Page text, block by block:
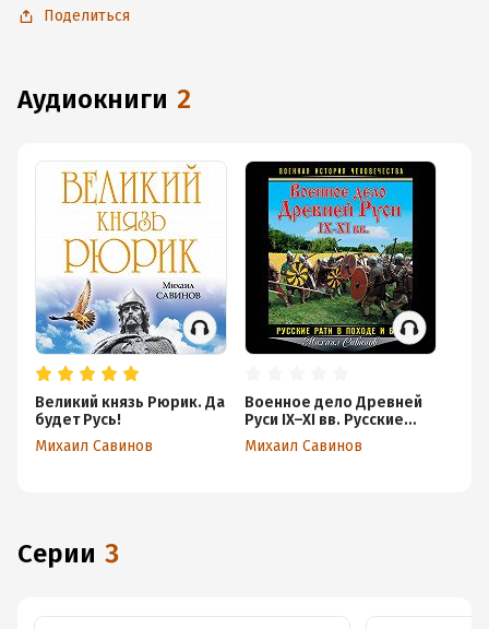
Android, чтобы не расставаться с любимыми произведениями
Поделиться
аудиокниги 2
Великий князь Рюрик. Да
будет Русь!
Михаил Савинов
Военное дело Древней
Руси IX–XI вв. Русские
рати в походе и бою
Михаил Савинов
Серии 3